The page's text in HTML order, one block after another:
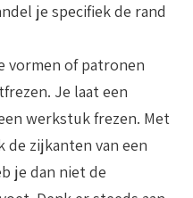
je specifiek de rand
vormen of patronen
Je laat een
werkstuk frezen. Met
de zijkanten van een
je dan niet de